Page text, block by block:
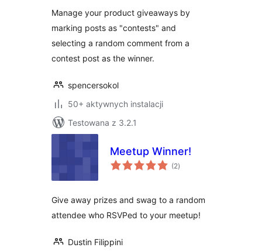
Manage your product giveaways by
marking posts as "contests" and
selecting a random comment from a
contest post as the winner.
spencersokol
50+ aktywnych instalacji
Testowana z 3.2.1
Meetup Winner!
(2wszystkich
ocen
)
Give away prizes and swag to a random
attendee who RSVPed to your meetup!
Dustin Filippini